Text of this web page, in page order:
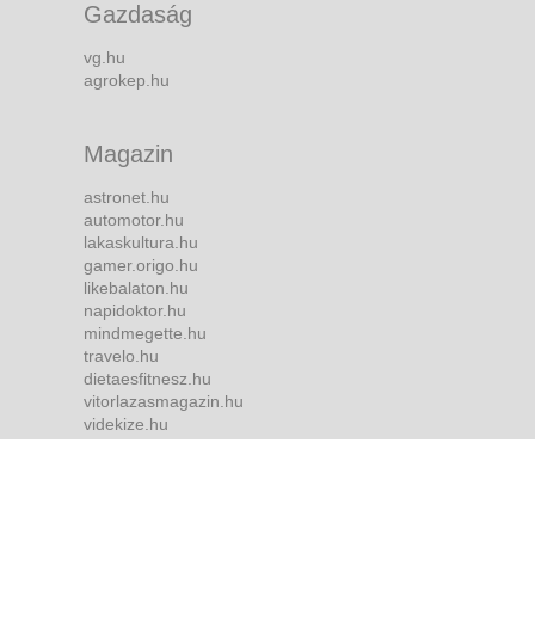
Gazdaság
vg.hu
agrokep.hu
Magazin
astronet.hu
automotor.hu
lakaskultura.hu
gamer.origo.hu
likebalaton.hu
napidoktor.hu
mindmegette.hu
travelo.hu
dietaesfitnesz.hu
vitorlazasmagazin.hu
videkize.hu